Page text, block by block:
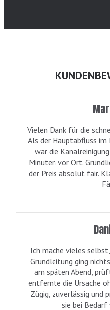
Vielen Dank für die
Als der Hauptabfluss
war die
Minuten vor Ort.
der Preis absolut fair.
Ich mache vieles
Grundleitung ging
am späten Abend,
entfernte die Ursache
Zügig, zuverlässig und
sie bei Bedarf